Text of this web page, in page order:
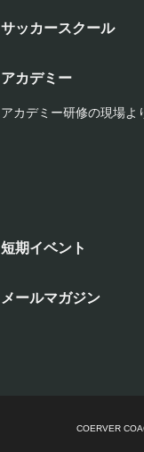
サッカースクール
アカデミー
アカデミー研修の現場よ
短期イベント
メールマガジン
COERVER